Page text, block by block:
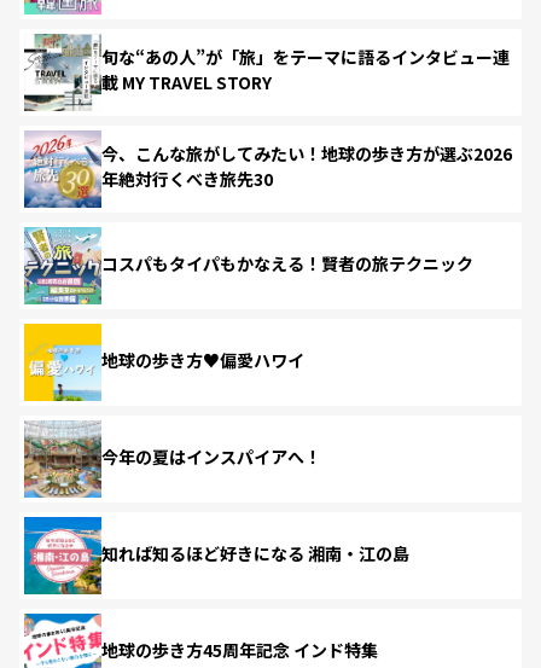
旬な“あの人”が「旅」をテーマに語るインタビュー連
載 MY TRAVEL STORY
今、こんな旅がしてみたい！地球の歩き方が選ぶ2026
年絶対行くべき旅先30
コスパもタイパもかなえる！賢者の旅テクニック
地球の歩き方♥偏愛ハワイ
今年の夏はインスパイアへ！
知れば知るほど好きになる 湘南・江の島
地球の歩き方45周年記念 インド特集